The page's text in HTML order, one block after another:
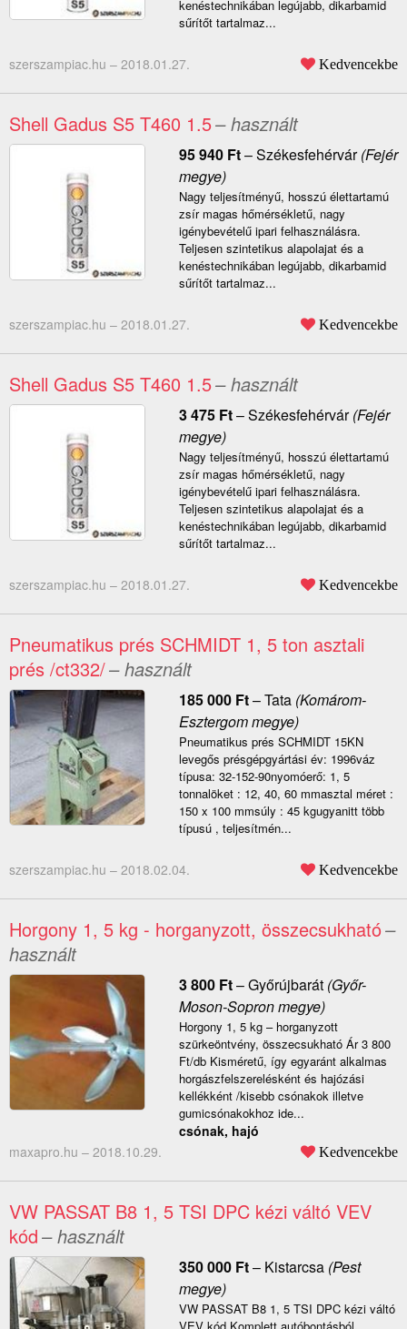
kenéstechnikában legújabb, dikarbamid
sűrítőt tartalmaz...
szerszampiac.hu – 2018.01.27. Kedvencekbe
Shell Gadus S5 T460 1.5– használt
95 940 Ft–Székesfehérvár(Fejér
megye)
Nagy teljesítményű, hosszú élettartamú
zsír magas hőmérsékletű, nagy
igénybevételű ipari felhasználásra.
Teljesen szintetikus alapolajat és a
kenéstechnikában legújabb, dikarbamid
sűrítőt tartalmaz...
szerszampiac.hu – 2018.01.27. Kedvencekbe
Shell Gadus S5 T460 1.5– használt
3 475 Ft–Székesfehérvár(Fejér
megye)
Nagy teljesítményű, hosszú élettartamú
zsír magas hőmérsékletű, nagy
igénybevételű ipari felhasználásra.
Teljesen szintetikus alapolajat és a
kenéstechnikában legújabb, dikarbamid
sűrítőt tartalmaz...
szerszampiac.hu – 2018.01.27. Kedvencekbe
Pneumatikus prés SCHMIDT 1, 5 ton asztali
prés /ct332/– használt
185 000 Ft–Tata(Komárom-
Esztergom megye)
Pneumatikus prés SCHMIDT 15KN
levegős présgépgyártási év: 1996váz
típusa: 32-152-90nyomóerő: 1, 5
tonnalöket : 12, 40, 60 mmasztal méret :
150 x 100 mmsúly : 45 kgugyanitt több
típusú , teljesítmén...
szerszampiac.hu – 2018.02.04. Kedvencekbe
Horgony 1, 5 kg - horganyzott, összecsukható–
használt
3 800 Ft–Győrújbarát(Győr-
Moson-Sopron megye)
Horgony 1, 5 kg – horganyzott
szürkeöntvény, összecsukható Ár 3 800
Ft/db Kisméretű, így egyaránt alkalmas
horgászfelszerelésként és hajózási
kellékként /kisebb csónakok illetve
gumicsónakokhoz ide...
csónak, hajó
maxapro.hu – 2018.10.29. Kedvencekbe
VW PASSAT B8 1, 5 TSI DPC kézi váltó VEV
kód– használt
350 000 Ft– Kistarcsa(Pest
megye)
VW PASSAT B8 1, 5 TSI DPC kézi váltó